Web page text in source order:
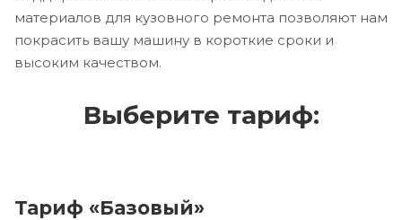
материалов для кузовного ремонта позволяют нам
покрасить вашу машину в короткие сроки и
высоким качеством.
Выберите тариф:
Тариф «Базовый»